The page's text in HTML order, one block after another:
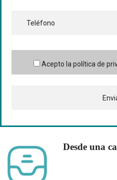
Acepto la política de
Desde una